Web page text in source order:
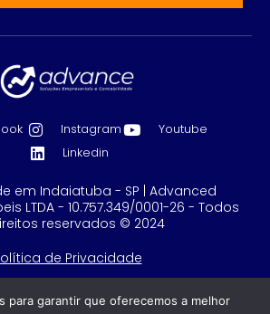
Instagram
Youtube
Linkedin
em Indaiatuba - SP | Advanced
LTDA - 10.757.349/0001-26 - Todos
reservados © 2024
de Privacidade
com
por GRUPO DPG
para garantir que oferecemos a melhor